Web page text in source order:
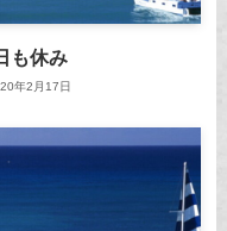
も休み
年2月17日